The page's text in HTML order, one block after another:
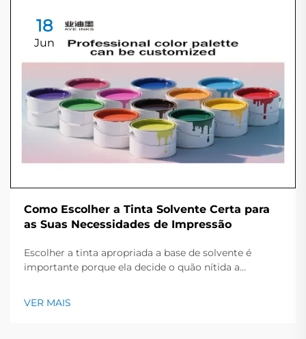
18
Jun
Como Escolher a Tinta Solvente Certa para
as Suas Necessidades de Impressão
Escolher a tinta apropriada a base de solvente é
importante porque ela decide o quão nítida a
uma visão geral dos principais tipos de tinta, os
VER MAIS